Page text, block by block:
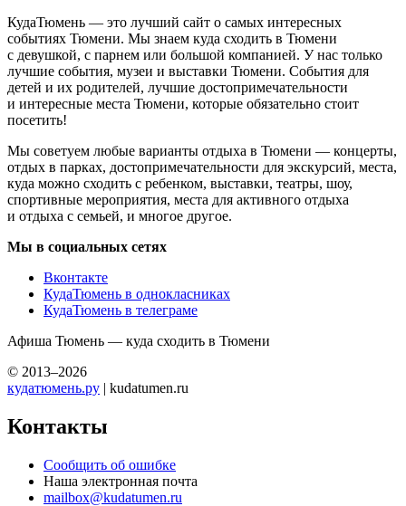
КудаТюмень — это лучший сайт о самых интересных
событиях Тюмени. Мы знаем куда сходить в Тюмени
с девушкой, с парнем или большой компанией. У нас только
лучшие события, музеи и выставки Тюмени. События для
детей и их родителей, лучшие достопримечательности
и интересные места Тюмени, которые обязательно стоит
посетить!
Мы советуем любые варианты отдыха в Тюмени — концерты,
отдых в парках, достопримечательности для экскурсий, места,
куда можно сходить с ребенком, выставки, театры, шоу,
спортивные мероприятия, места для активного отдыха
и отдыха с семьей, и многое другое.
Мы в социальных сетях
Вконтакте
КудаТюмень в однокласниках
КудаТюмень в телеграме
Афиша Тюмень — куда сходить в Тюмени
© 2013–2026
кудатюмень.ру | kudatumen.ru
Контакты
Сообщить об ошибке
Наша электронная почта
mailbox@kudatumen.ru